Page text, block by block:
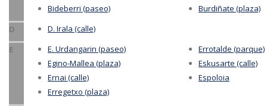
Bideberri (paseo)
Burdiñate (plaza)
D
D. Irala (calle)
E
E. Urdangarin (paseo)
Egino-Mallea (plaza)
Ernai (calle)
Erregetxo (plaza)
Errotalde (parque)
Eskusarte (calle)
Espoloia